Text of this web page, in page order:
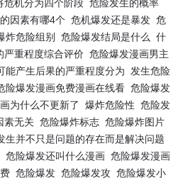
危机分为四个阶段 危险发生的概率
因素有哪4个 危机爆发还是暴发 危
炸危险组别 危险爆发结局是什么
什
严重程度综合评价 危险爆发漫画男主
能产生后果的严重程度分为
发生危险
险爆发漫画免费漫画在线看 危险爆发
为什么不更新了 爆炸危险性 危险发
素无关 危险爆炸标志 危险爆炸图片
生并不只是问题的存在而是解决问题
危险爆发还叫什么漫画 危险爆发漫画
危险爆发 危险爆发攻 危险爆发小